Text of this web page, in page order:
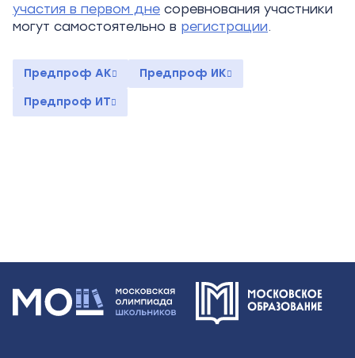
участия в первом дне соревнования участники
могут самостоятельно в регистрации.
Предпроф АК Предпроф ИК
Предпроф ИТ